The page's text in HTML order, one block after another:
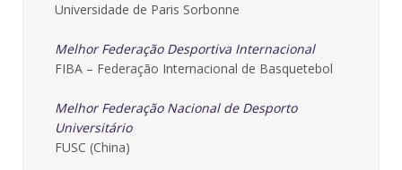
Universidade de Paris Sorbonne
Melhor Federação Desportiva Internacional
FIBA – Federação Internacional de Basquetebol
Melhor Federação Nacional de Desporto
Universitário
FUSC (China)